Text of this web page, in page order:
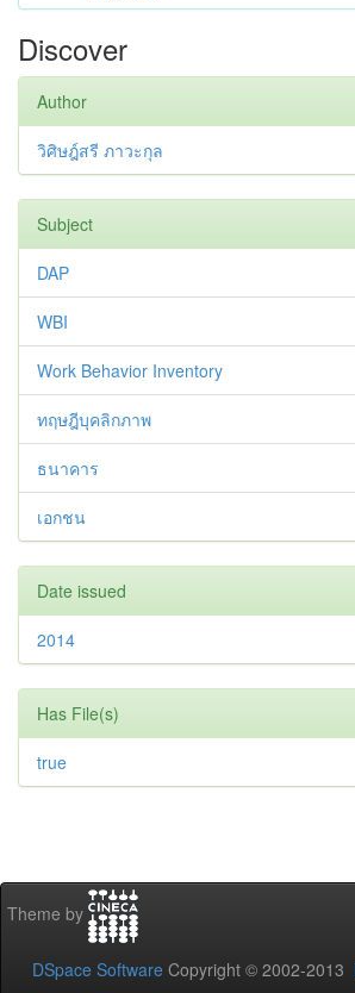
Discover
Author
วิศิษฎ์สรี ภาวะกุล
Subject
DAP
WBI
Work Behavior Inventory
ทฤษฎีบุคลิกภาพ
ธนาคาร
เอกชน
Date issued
2014
Has File(s)
true
Theme by
DSpace Software Copyright © 2002-2013